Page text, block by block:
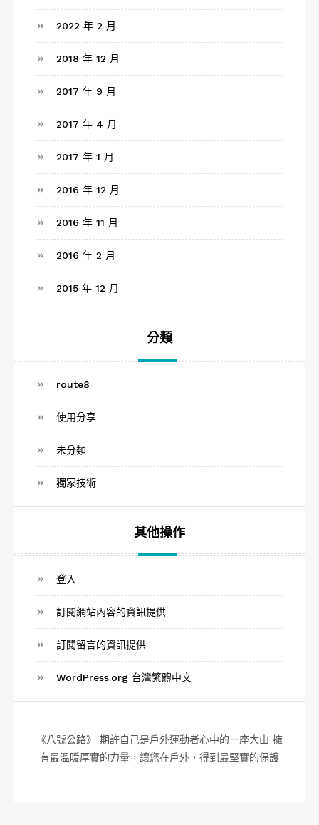
2022 年 2 月
2018 年 12 月
2017 年 9 月
2017 年 4 月
2017 年 1 月
2016 年 12 月
2016 年 11 月
2016 年 2 月
2015 年 12 月
分類
route8
使用分享
未分類
獨家技術
其他操作
登入
訂閱網站內容的資訊提供
訂閱留言的資訊提供
WordPress.org 台灣繁體中文
《八號公路》 期許自己是戶外運動者心中的一座大山 擁
有最溫暖厚實的力量，讓您在戶外，得到最堅實的保護